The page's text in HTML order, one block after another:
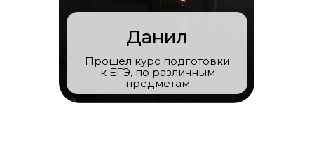
Данил
Прошел курс подготовки
к ЕГЭ, по различным
предметам